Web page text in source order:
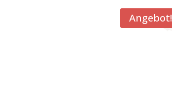
Angebot!